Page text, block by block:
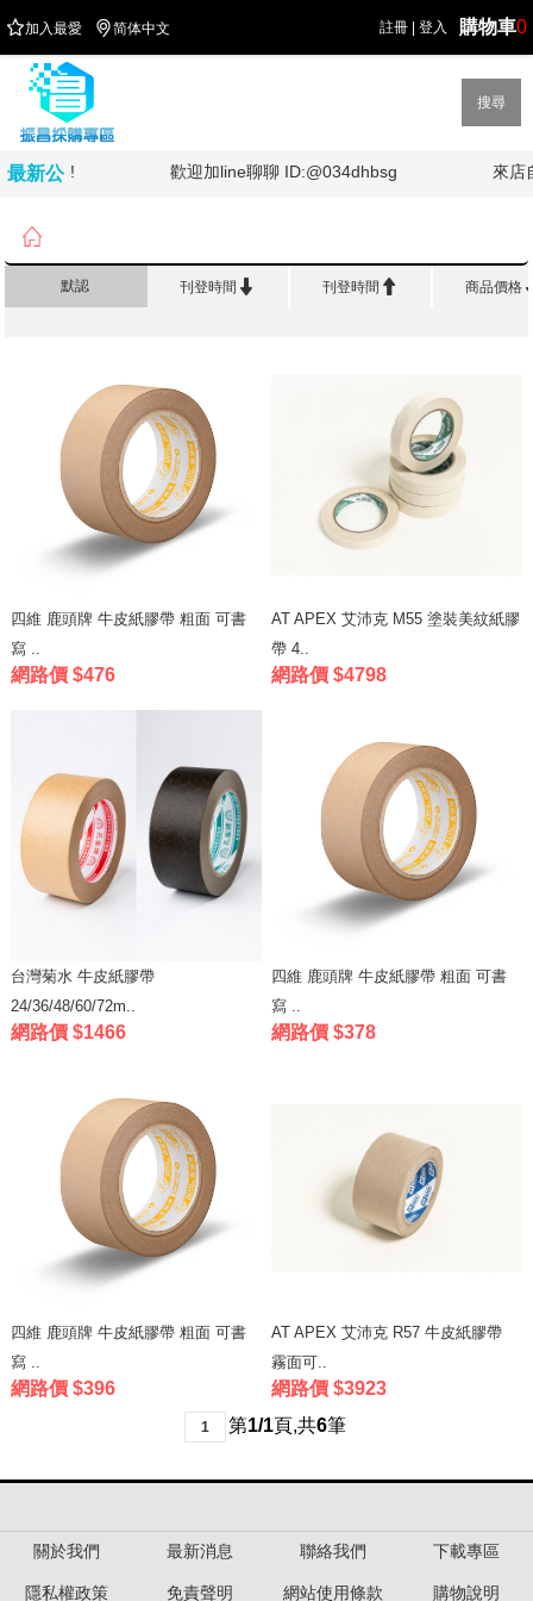
註冊 登入 購物車0
加入最愛 简体中文
搜尋
最新公
加油!!!! 歡迎加line聊聊 ID:@034dhbsg 來店

默認 刊登時間  刊登時間  商品價格
四維 鹿頭牌 牛皮紙膠帶 粗面 可書
寫 ..
網路價 $476
AT APEX 艾沛克 M55 塗裝美紋紙膠
帶 4..
網路價 $4798
台灣菊水 牛皮紙膠帶
24/36/48/60/72m..
網路價 $1466
四維 鹿頭牌 牛皮紙膠帶 粗面 可書
寫 ..
網路價 $378
四維 鹿頭牌 牛皮紙膠帶 粗面 可書
寫 ..
網路價 $396
AT APEX 艾沛克 R57 牛皮紙膠帶
霧面可..
網路價 $3923
1 第1/1頁,共6筆
關於我們 最新消息 聯絡我們 下載專區
隱私權政策 免責聲明 網站使用條款 購物說明